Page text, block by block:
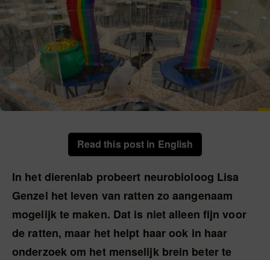
Read this post in English
In het dierenlab probeert neurobioloog Lisa
Genzel het leven van ratten zo aangenaam
mogelijk te maken. Dat is niet alleen fijn voor
de ratten, maar het helpt haar ook in haar
onderzoek om het menselijk brein beter te